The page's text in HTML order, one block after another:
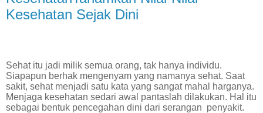
Kesehatan Sejak Dini
Sehat itu jadi milik semua orang, tak hanya individu.
Siapapun berhak mengenyam yang namanya sehat. Saat
sakit, sehat menjadi satu kata yang sangat mahal harganya.
Menjaga kesehatan sedari awal pantaslah dilakukan. Hal itu
sebagai bentuk pencegahan dini dari serangan penyakit.